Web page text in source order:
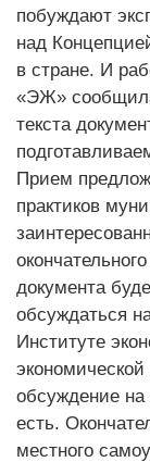
побуждают
над
в стране. И
«ЭЖ»
текста
Прием
практиков
документа
обсуждаться
Институте
обсуждение
есть.
местного